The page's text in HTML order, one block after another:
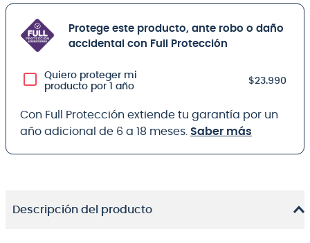
Protege este producto, ante robo o daño
accidental con Full Protección
Quiero proteger mi
producto por 1 año
$23.990
Con Full Protección extiende tu garantía por un
año adicional de 6 a 18 meses. Saber más
Descripción del producto